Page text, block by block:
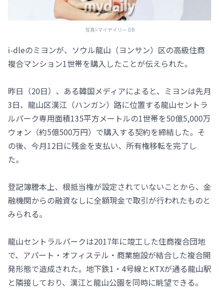
写真=マイデイリー DB
i-dleのミヨンが、ソウル龍山（ヨンサン）区の高級住商
複合マンション1世帯を購入したことが伝えられた。
昨日（20日）、ある韓国メディアによると、ミヨンは先月
3日、龍山区漢江（ハンガン）路に位置する龍山セントラ
ルパーク専用面積135平方メートルの1世帯を50億5,000万
ウォン（約5億500万円）で購入する契約を締結した。そ
の後、今月12日に残金を支払い、所有権移転を完了し
た。
登記簿謄本上、根抵当権が設定されていないことから、金
融機関からの融資なしに全額現金で取引が行われたものと
みられる。
龍山セントラルパークは2017年に竣工した住商複合団地
で、アパート・オフィステル・商業施設が結合した複合開
発形態で造成された。地下鉄1・4号線とKTXが通る龍山駅
と隣接しており、漢江と龍山公園を同時に眺望できる。